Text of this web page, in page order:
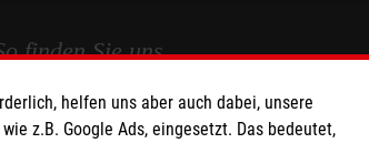
finden Sie uns
Hauptstr. 58a
helfen uns aber auch dabei, unsere
z.B. Google Ads, eingesetzt. Das bedeutet,